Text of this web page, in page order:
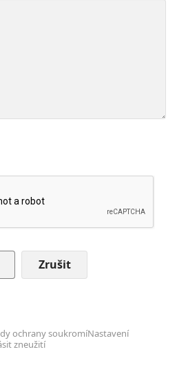
Zrušit
ochrany soukromíNastavení
zneužití